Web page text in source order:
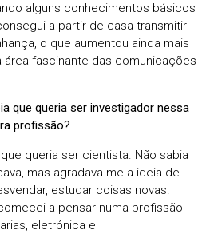
alguns conhecimentos básicos
a partir de casa transmitir
o que aumentou ainda mais
fascinante das comunicações
que queria ser investigador nessa
profissão?
queria ser cientista. Não sabia
mas agradava-me a ideia de
estudar coisas novas.
a pensar numa profissão
eletrónica e